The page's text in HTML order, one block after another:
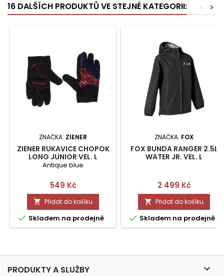
16 DALŠÍCH PRODUKTŮ VE STEJNÉ KATEGORII: >
<
ZNAČKA: ZIENER
ZIENER RUKAVICE CHOPOK
LONG JUNIOR VEL. L
Antique blue
Cena
549 Kč
 Přidat do košíku
 Skladem na prodejně
ZNAČKA: FOX
FOX BUNDA RANGER 2.5L
WATER JR. VEL. L
Cena
2 499 Kč
 Přidat do košíku
 Skladem na prodejně
PRODUKTY A SLUŽBY 